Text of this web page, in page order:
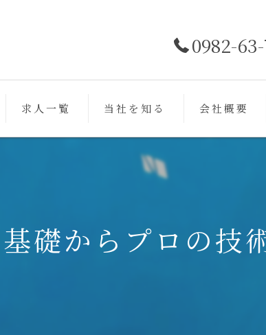
0982-
求人一覧 当社を知る
スキルアップ
会社概要
礎からプロの技